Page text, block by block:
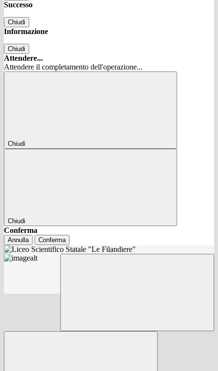
Successo
Chiudi
Informazione
Chiudi
Attendere...
Attendere il completamento dell'operazione...
Chiudi
Chiudi
Conferma
Annulla Conferma